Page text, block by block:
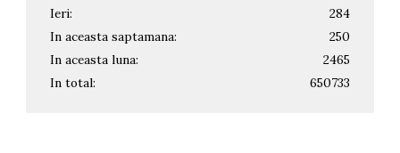
Ieri:
284
In aceasta saptamana:
250
In aceasta luna:
2465
In total:
650733